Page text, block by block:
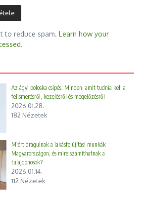
to reduce spam. Learn how your
Az ágyi poloska csípés: Minden, amit tudnia kell a
felismerésről, kezelésről és megelőzésről
2026.01.28.
182 Nézetek
Miért drágulnak a lakásfelújítási munkák
Magyarországon, és mire számíthatnak a
tulajdonosok?
2026.01.14.
112 Nézetek